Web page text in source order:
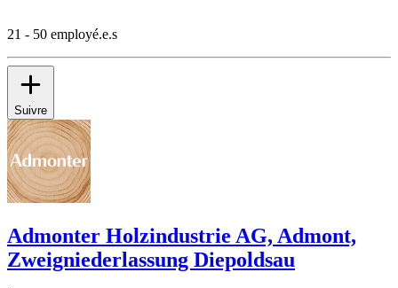
21 - 50 employé.e.s
Suivre
Admonter Holzindustrie AG, Admont,
Zweigniederlassung Diepoldsau